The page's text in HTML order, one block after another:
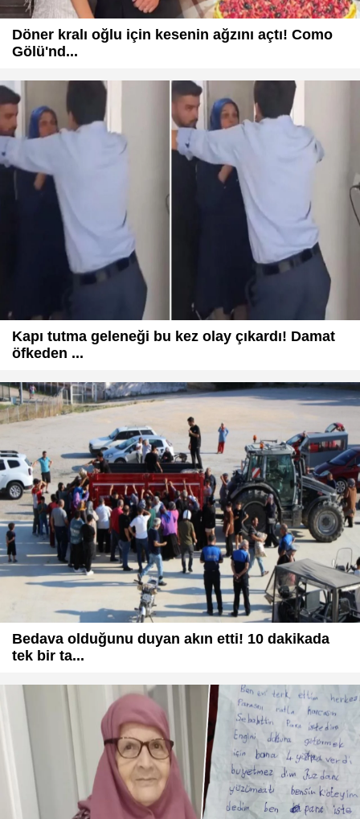
Döner kralı oğlu için kesenin ağzını açtı! Como
Gölü'nd...
Kapı tutma geleneği bu kez olay çıkardı! Damat
öfkeden ...
Bedava olduğunu duyan akın etti! 10 dakikada
tek bir ta...